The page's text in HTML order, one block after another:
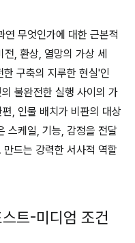
무엇인가에 대한 근본적
전, 환상, 열망의 가상 세
구축의 지루한 현실'인
불완전한 실행 사이의 가
, 인물 배치가 비판의 대상
스케일, 기능, 감정을 전달
드는 강력한 서사적 역할
트-미디엄 조건